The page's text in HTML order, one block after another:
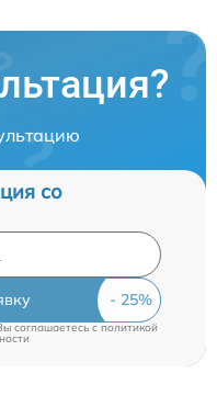
со
соглашаетесь c политикой